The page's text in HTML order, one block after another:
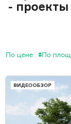
-
По цене По
ВИДЕООБЗОР